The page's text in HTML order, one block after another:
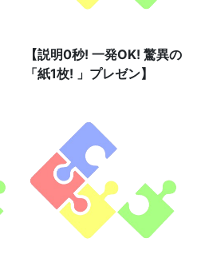
【説明0秒! 一発OK! 驚異の
「紙1枚! 」プレゼン】